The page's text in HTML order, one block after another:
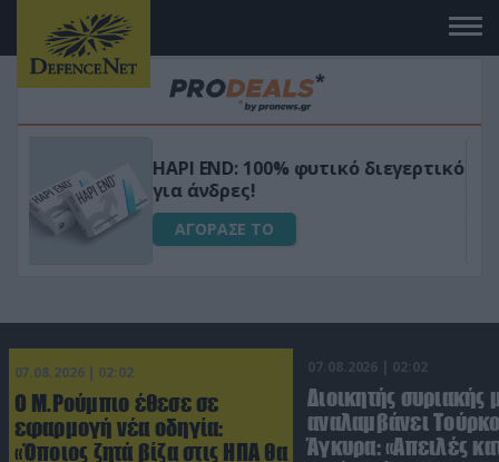
Μεταμόρφωσε τον κήπο σου με το
Ultra Box Μίνι Αλυσοπρίονο με
μπαταρία λιθίου
ΑΓΟΡΑΣΕ ΤΟ
07.08.2026 | 02:02
Ο Μ.Ρούμπιο έθεσε σε
εφαρμογή νέα οδηγία:
«Όποιος ζητά βίζα στις ΗΠΑ θα
07.08.2026 | 02:02
Διοικητής συριακής
αναλαμβάνει
Άγκυρα: «Απειλές